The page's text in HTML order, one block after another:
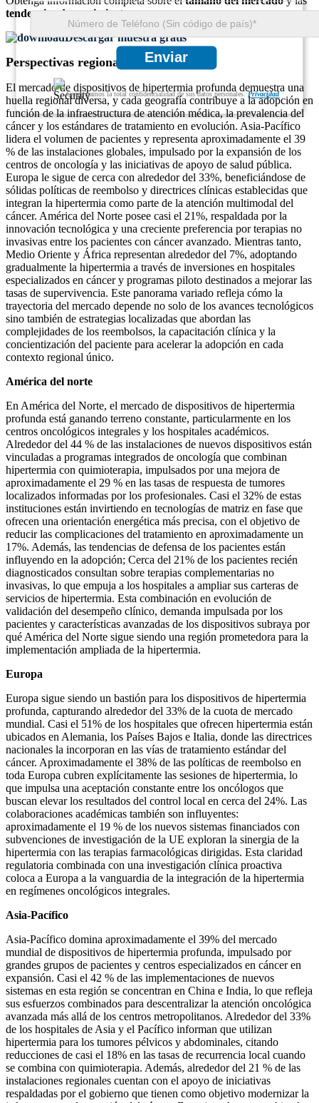
Enviar
Garantizamos la total confidencialidad de sus datos personales.Privacidad
tendencias de crecimiento
Descargar muestra gratis
Perspectivas regionales
El mercado de dispositivos de hipertermia profunda demuestra una
huella regional diversa, y cada geografía contribuye a la adopción en
función de la infraestructura de atención médica, la prevalencia del
cáncer y los estándares de tratamiento en evolución. Asia-Pacífico
lidera el volumen de pacientes y representa aproximadamente el 39
% de las instalaciones globales, impulsado por la expansión de los
centros de oncología y las iniciativas de apoyo de salud pública.
Europa le sigue de cerca con alrededor del 33%, beneficiándose de
sólidas políticas de reembolso y directrices clínicas establecidas que
integran la hipertermia como parte de la atención multimodal del
cáncer. América del Norte posee casi el 21%, respaldada por la
innovación tecnológica y una creciente preferencia por terapias no
invasivas entre los pacientes con cáncer avanzado. Mientras tanto,
Medio Oriente y África representan alrededor del 7%, adoptando
gradualmente la hipertermia a través de inversiones en hospitales
especializados en cáncer y programas piloto destinados a mejorar las
tasas de supervivencia. Este panorama variado refleja cómo la
trayectoria del mercado depende no solo de los avances tecnológicos
sino también de estrategias localizadas que abordan las
complejidades de los reembolsos, la capacitación clínica y la
concientización del paciente para acelerar la adopción en cada
contexto regional único.
América del norte
En América del Norte, el mercado de dispositivos de hipertermia
profunda está ganando terreno constante, particularmente en los
centros oncológicos integrales y los hospitales académicos.
Alrededor del 44 % de las instalaciones de nuevos dispositivos están
vinculadas a programas integrados de oncología que combinan
hipertermia con quimioterapia, impulsados ​​por una mejora de
aproximadamente el 29 % en las tasas de respuesta de tumores
localizados informadas por los profesionales. Casi el 32% de estas
instituciones están invirtiendo en tecnologías de matriz en fase que
ofrecen una orientación energética más precisa, con el objetivo de
reducir las complicaciones del tratamiento en aproximadamente un
17%. Además, las tendencias de defensa de los pacientes están
influyendo en la adopción; Cerca del 21% de los pacientes recién
diagnosticados consultan sobre terapias complementarias no
invasivas, lo que empuja a los hospitales a ampliar sus carteras de
servicios de hipertermia. Esta combinación en evolución de
validación del desempeño clínico, demanda impulsada por los
pacientes y características avanzadas de los dispositivos subraya por
qué América del Norte sigue siendo una región prometedora para la
implementación ampliada de la hipertermia.
Europa
Europa sigue siendo un bastión para los dispositivos de hipertermia
profunda, capturando alrededor del 33% de la cuota de mercado
mundial. Casi el 51% de los hospitales que ofrecen hipertermia están
ubicados en Alemania, los Países Bajos e Italia, donde las directrices
nacionales la incorporan en las vías de tratamiento estándar del
cáncer. Aproximadamente el 38% de las políticas de reembolso en
toda Europa cubren explícitamente las sesiones de hipertermia, lo
que impulsa una aceptación constante entre los oncólogos que
buscan elevar los resultados del control local en cerca del 24%. Las
colaboraciones académicas también son influyentes:
aproximadamente el 19 % de los nuevos sistemas financiados con
subvenciones de investigación de la UE exploran la sinergia de la
hipertermia con las terapias farmacológicas dirigidas. Esta claridad
regulatoria combinada con una investigación clínica proactiva
coloca a Europa a la vanguardia de la integración de la hipertermia
en regímenes oncológicos integrales.
Asia-Pacífico
Asia-Pacífico domina aproximadamente el 39% del mercado
mundial de dispositivos de hipertermia profunda, impulsado por
grandes grupos de pacientes y centros especializados en cáncer en
expansión. Casi el 42 % de las implementaciones de nuevos
sistemas en esta región se concentran en China e India, lo que refleja
sus esfuerzos combinados para descentralizar la atención oncológica
avanzada más allá de los centros metropolitanos. Alrededor del 33%
de los hospitales de Asia y el Pacífico informan que utilizan
hipertermia para los tumores pélvicos y abdominales, citando
reducciones de casi el 18% en las tasas de recurrencia local cuando
se combina con quimioterapia. Además, alrededor del 21 % de las
instalaciones regionales cuentan con el apoyo de iniciativas
respaldadas por el gobierno que tienen como objetivo modernizar la